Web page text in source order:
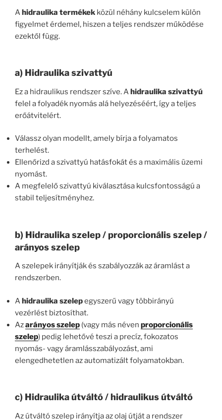
Ahidraulika termékek közül néhány kulcselem külön
figyelmet érdemel, hiszen a teljes rendszer működése
ezektől függ.
a) Hidraulika szivattyú
Ez a hidraulikus rendszer szíve. Ahidraulika szivattyú
felel a folyadék nyomás alá helyezéséért, így a teljes
erőátvitelért.
Válassz olyan modellt, amely bírja a folyamatos
terhelést.
Ellenőrizd a szivattyú hatásfokát és a maximális üzemi
nyomást.
A megfelelő szivattyú kiválasztása kulcsfontosságú a
stabil teljesítményhez.
b) Hidraulika szelep / proporcionális szelep /
arányos szelep
A szelepek irányítják és szabályozzák az áramlást a
rendszerben.
Ahidraulika szelepegyszerű vagy többirányú
vezérlést biztosíthat.
Azarányos szelep (vagy más néven proporcionális
szelep) pedig lehetővé teszi a precíz, fokozatos
nyomás- vagy áramlásszabályozást, ami
elengedhetetlen az automatizált folyamatokban.
c) Hidraulika útváltó / hidraulikus útváltó
Az útváltó szelep irányítja az olaj útját a rendszer